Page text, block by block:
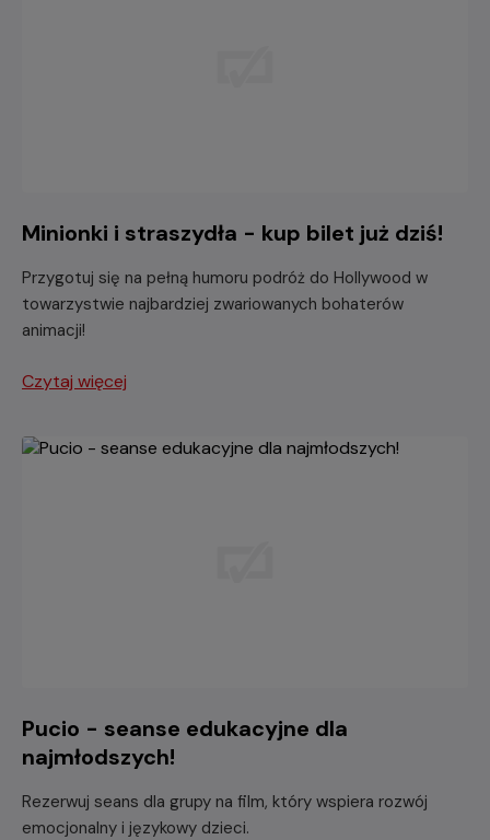
Minionki i straszydła - kup bilet już dziś!
Przygotuj się na pełną humoru podróż do Hollywood w
towarzystwie najbardziej zwariowanych bohaterów
animacji!
Czytaj więcej
Pucio - seanse edukacyjne dla
najmłodszych!
Rezerwuj seans dla grupy na film, który wspiera rozwój
emocjonalny i językowy dzieci.